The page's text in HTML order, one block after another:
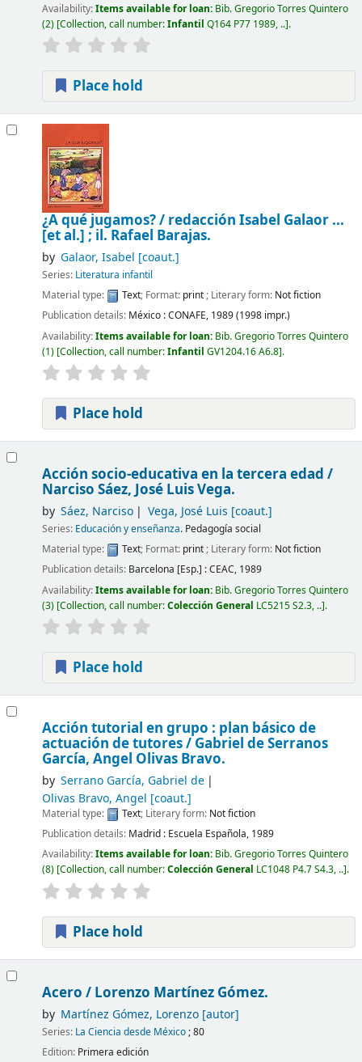
Availability:Items available for loan: Bib. Gregorio Torres Quintero
(2) Collection, call number:Infantil Q164 P77 1989, .. .
Place hold
¿A qué jugamos? / redacción Isabel Galaor ...
[et al.] ; il. Rafael Barajas.
by Galaor, Isabel [coaut.]
Series: Literatura infantil
Material type:
Text; Format: print; Literary form: Not fiction
Publication details: México :CONAFE, 1989 (1998 impr.)
Availability:Items available for loan: Bib. Gregorio Torres Quintero
(1) Collection, call number:Infantil GV1204.16 A6.8 .
Place hold
Acción socio-educativa en la tercera edad /
Narciso Sáez, José Luis Vega.
by Sáez, Narciso Vega, José Luis [coaut.]
Series: Educación y enseñanza. Pedagogía social
Material type:
Text; Format: print; Literary form: Not fiction
Publication details: Barcelona [Esp.] :CEAC, 1989
Availability:Items available for loan: Bib. Gregorio Torres Quintero
(3) Collection, call number:Colección General LC5215 S2.3, .. .
Place hold
Acción tutorial en grupo : plan básico de
actuación de tutores / Gabriel de Serranos
García, Angel Olivas Bravo.
by Serrano García, Gabriel de
Olivas Bravo, Angel [coaut.]
Material type: Text; Literary form: Not fiction
Publication details: Madrid : Escuela Española, 1989
Availability:Items available for loan: Bib. Gregorio Torres Quintero
(8) Collection, call number:Colección General LC1048 P4.7 S4.3, .. .
Place hold
Acero / Lorenzo Martínez Gómez.
by Martínez Gómez, Lorenzo[autor]
Series: La Ciencia desde México; 80
Edition: Primera edición